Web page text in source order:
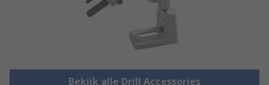
Bekijk alle Drill Accessories